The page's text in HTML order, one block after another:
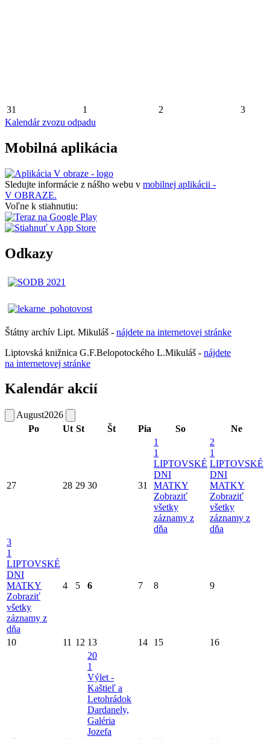
31 1 2
3
Kalendár zvozu odpadu
Mobilná aplikácia
Sledujte informácie z nášho webu v mobilnej aplikácii -
V OBRAZE.
Voľne k stiahnutiu:
Odkazy
Štátny archív Lipt. Mikuláš - nájdete na internetovej stránke
Liptovská knižnica G.F.Belopotockého L.Mikuláš - nájdete
na internetovej stránke
Kalendár akcií
August2026
Po
Ut St Št Pia So Ne
27 28 29 30 31
1
1
LIPTOVSKÉ
DNI
MATKY
Zobraziť
všetky
záznamy z
dňa
2
1
LIPTOVSKÉ
DNI
MATKY
Zobraziť
všetky
záznamy z
dňa
3
1
LIPTOVSKÉ
DNI
MATKY
Zobraziť
všetky
záznamy z
dňa
4 5 6 7 8 9
10 11 12 13 14 15 16
20
1
Výlet -
Kaštieľ a
Letohrádok
Dardanely,
Galéria
Jozefa